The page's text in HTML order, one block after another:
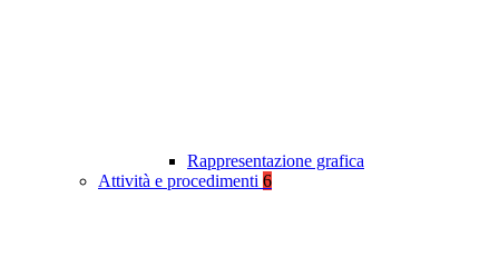
Rappresentazione grafica
Attività e procedimenti 6